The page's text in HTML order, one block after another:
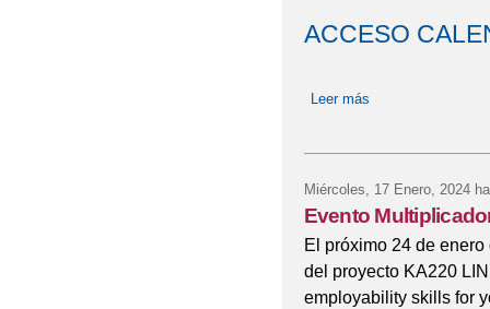
ACCESO
Leer más
Miércoles, 17 Enero, 2024
Evento
El próximo 24 de
del proyecto KA220
employability skills for